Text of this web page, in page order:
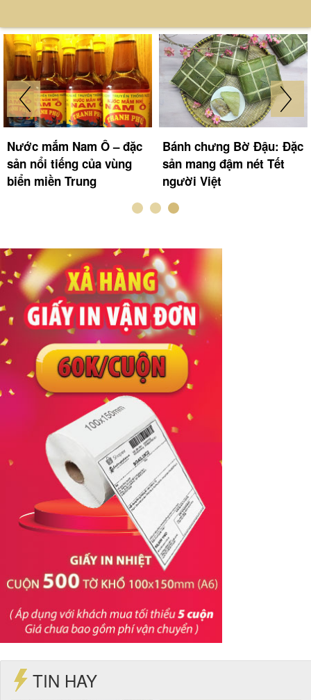
Nước mắm Nam Ô – đặc
sản nổi tiếng của vùng
biển miền Trung
Bánh chưng Bờ Đậu: Đặc
sản mang đậm nét Tết
người Việt
TIN HAY